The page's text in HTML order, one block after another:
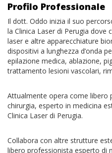
Profilo Professionale
Il dott. Oddo inizia il suo
la Clinica Laser di Perugia dove
laser e altre apparecchiature
dispositivi a lunghezza d’onda
epilazione medica, ablazione,
trattamento lesioni vascolari,
Attualmente opera come libero
chirurgia, esperto in medicina
Clinica Laser di Perugia.
Collabora con altre strutture
libero professionista esperto di